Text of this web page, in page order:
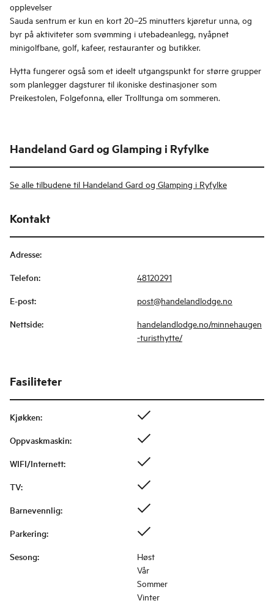
opplevelser
Sauda sentrum er kun en kort 20–25 minutters kjøretur unna, og
byr på aktiviteter som svømming i utebadeanlegg, nyåpnet
minigolfbane, golf, kafeer, restauranter og butikker.
Hytta fungerer også som et ideelt utgangspunkt for større grupper
som planlegger dagsturer til ikoniske destinasjoner som
Preikestolen, Folgefonna, eller Trolltunga om sommeren.
Handeland Gard og Glamping i Ryfylke
Se alle tilbudene til Handeland Gard og Glamping i Ryfylke
Kontakt
Adresse:
Telefon: 48120291
E-post: post@handelandlodge.no
Nettside:
handelandlodge.no/minnehaugen
-turisthytte/
Fasiliteter
Kjøkken:
Oppvaskmaskin:
WIFI/Internett:
TV:
Barnevennlig:
Parkering:
Sesong:
Høst
Vår
Sommer
Vinter